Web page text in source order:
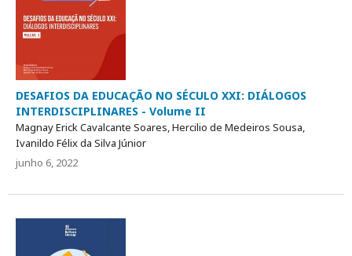
DESAFIOS DA EDUCAÇÃO NO SÉCULO XXI: DIÁLOGOS
INTERDISCIPLINARES - Volume II
Magnay Erick Cavalcante Soares, Hercilio de Medeiros Sousa,
Ivanildo Félix da Silva Júnior
junho 6, 2022